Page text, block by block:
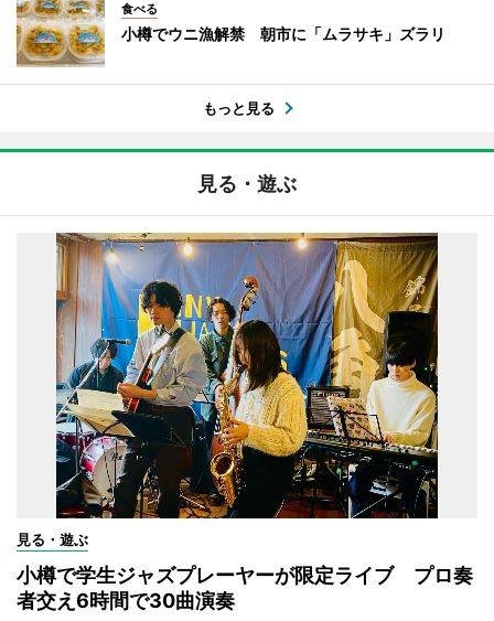
食べる
小樽でウニ漁解禁 朝市に「ムラサキ」ズラリ
もっと見る
見る・遊ぶ
見る・遊ぶ
小樽で学生ジャズプレーヤーが限定ライブ プロ奏
者交え6時間で30曲演奏